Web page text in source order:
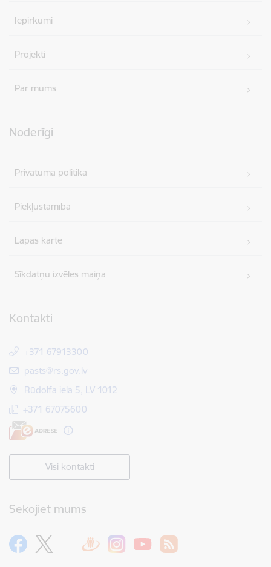
Iepirkumi
Projekti
Par mums
Noderīgi
Privātuma politika
Piekļūstamība
Lapas karte
Sīkdatņu izvēles maiņa
Kontakti
+371 67913300
E-pasts:
pasts@rs.gov.lv
Rūdolfa iela 5, LV 1012
+371 67075600
Visi kontakti
Sekojiet mums